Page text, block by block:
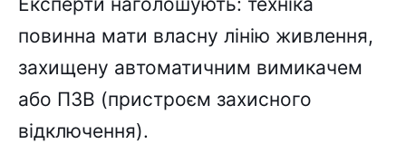
повинна мати власну лінію живлення,
захищену автоматичним вимикачем
або ПЗВ (пристроєм захисного
відключення).